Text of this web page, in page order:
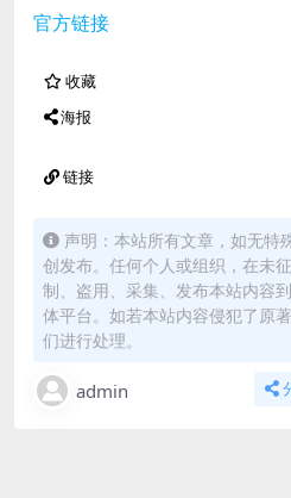
官方链接
收藏
海报
链接
声明：本站所有文章，如无特
创发布。任何个人或组织，在未
制、盗用、采集、发布本站内容
体平台。如若本站内容侵犯了原
们进行处理。
admin